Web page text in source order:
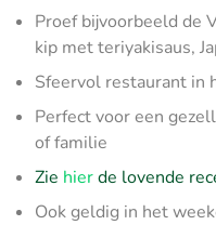
Proef bijvoorbeeld de
kip met teriyakisaus,
Sfeervol restaurant in
Perfect voor een
of familie
Zie hierde lovende
Ook geldig in het